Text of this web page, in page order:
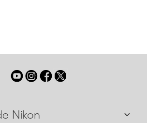
Nikon